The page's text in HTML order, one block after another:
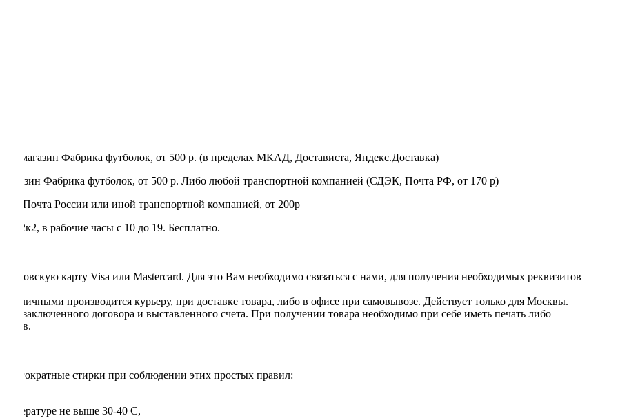
магазин Фабрика футболок, от 500 р. (в пределах МКАД, Достависта, Яндекс.Доставка)
Фабрика футболок, от 500 р. Либо любой транспортной компанией (СДЭК, Почта РФ, от 170 р)
Почта России или иной транспортной компанией, от 200р
в рабочие часы с 10 до 19. Бесплатно.
банковскую карту Visa или Mastercard. Для это Вам необходимо связаться с нами, для получения необходимых реквизитов
наличными производится курьеру, при доставке товара, либо в офисе при самовывозе. Действует только для Москвы.
заключенного договора и выставленного счета. При получении товара необходимо при себе иметь печать либо
стирки при соблюдении этих простых правил:
не выше 30-40 С,